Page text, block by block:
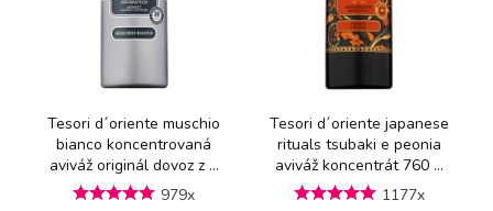
Tesori d´oriente muschio
bianco koncentrovaná
aviváž originál dovoz z ...
979x
Tesori d´oriente japanese
rituals tsubaki e peonia
aviváž koncentrát 760 ...
1177x